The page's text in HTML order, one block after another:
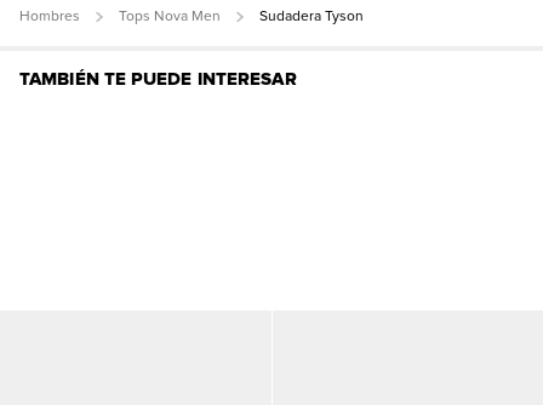
Hombres Tops Nova Men Sudadera Tyson
TAMBIÉN TE PUEDE INTERESAR